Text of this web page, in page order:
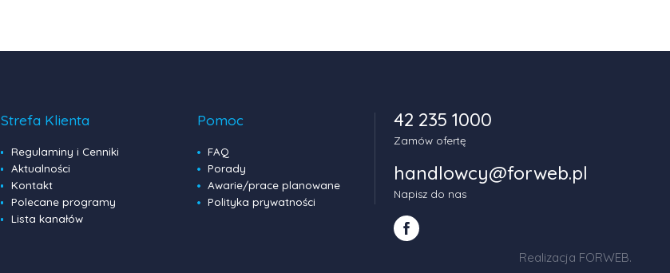
Strefa Klienta
Regulaminy i Cenniki
Aktualności
Kontakt
Polecane programy
Lista kanałów
Pomoc
FAQ
Porady
Awarie/prace planowane
Polityka prywatności
42 235 1000
Zamów ofertę
handlowcy@forweb.pl
Napisz do nas
Realizacja FORWEB.